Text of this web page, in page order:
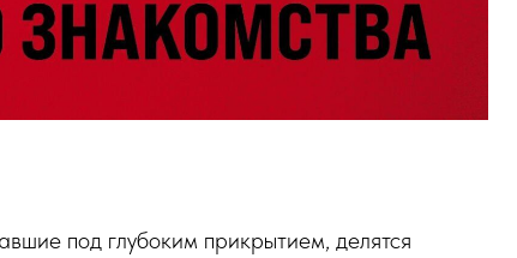
под глубоким прикрытием, делятся